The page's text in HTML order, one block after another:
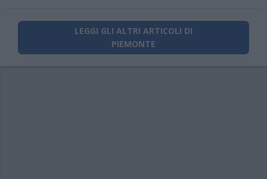
LEGGI GLI ALTRI ARTICOLI DI
PIEMONTE